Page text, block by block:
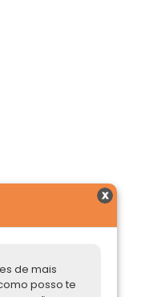
de mais
posso te